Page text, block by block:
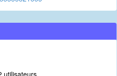
utilisateurs